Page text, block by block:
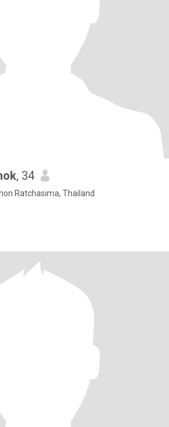
, 34
Ratchasima, Thailand